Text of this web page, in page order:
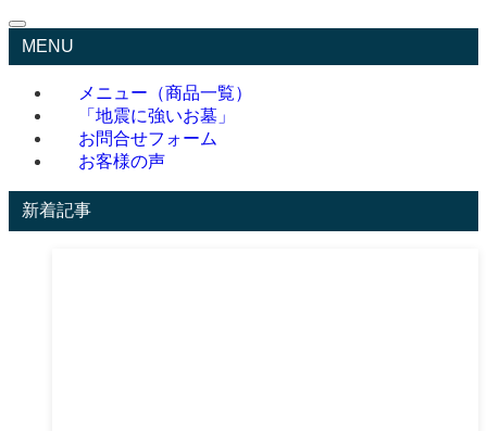
MENU
メニュー（商品一覧）
「地震に強いお墓」
お問合せフォーム
お客様の声
新着記事